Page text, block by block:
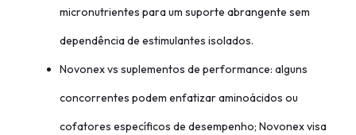
micronutrientes para um suporte abrangente sem
dependência de estimulantes isolados.
Novonex vs suplementos de performance: alguns
concorrentes podem enfatizar aminoácidos ou
cofatores específicos de desempenho; Novonex visa